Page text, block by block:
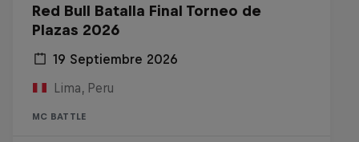
Red Bull Batalla Final Torneo de
Plazas 2026
19 Septiembre 2026
Lima, Peru
MC BATTLE